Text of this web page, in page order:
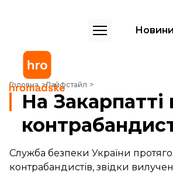
Новини
Головна Лайфстайл
На Закарпатті виявлено низку складів
На Закарпатті
Служба безпеки України
контрабандистів, звідки